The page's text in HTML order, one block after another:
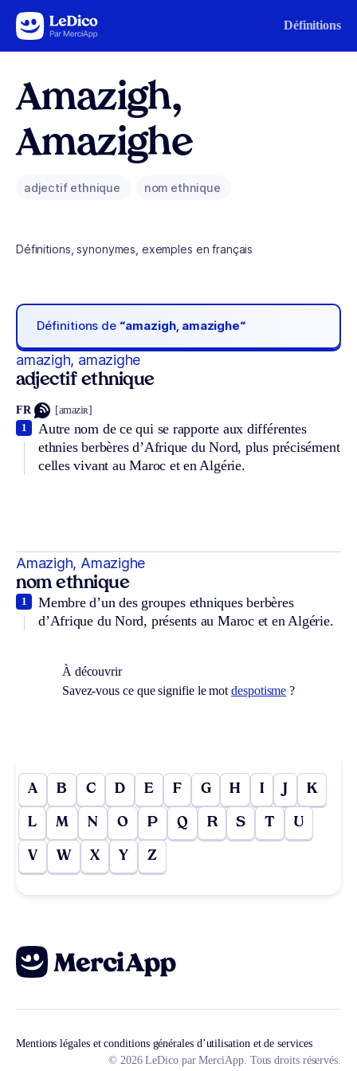
Aller au contenu Définitions
Amazigh,
Amazighe
adjectif ethnique nom ethnique
Définitions, synonymes, exemples en français
Définitions de “amazigh, amazighe“
amazigh, amazighe
adjectif ethnique
FR [amaziʀ]
Autre nom de ce qui se rapporte aux différentes
ethnies berbères d’Afrique du Nord, plus précisément
celles vivant au Maroc et en Algérie.
1
Amazigh, Amazighe
nom ethnique
Membre d’un des groupes ethniques berbères
d’Afrique du Nord, présents au Maroc et en Algérie.
1
À découvrir
Savez-vous ce que signifie le motdespotisme ?
A B C D E F G H I J K
L M N O P Q R S T U
V W X Y Z
Mentions légales et conditions générales d’utilisation et de services
© 2026 LeDico par MerciApp. Tous droits réservés.